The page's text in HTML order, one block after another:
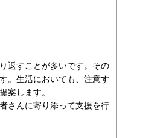
返すことが多いです。その
。生活においても、注意す
案します。
さんに寄り添って支援を行